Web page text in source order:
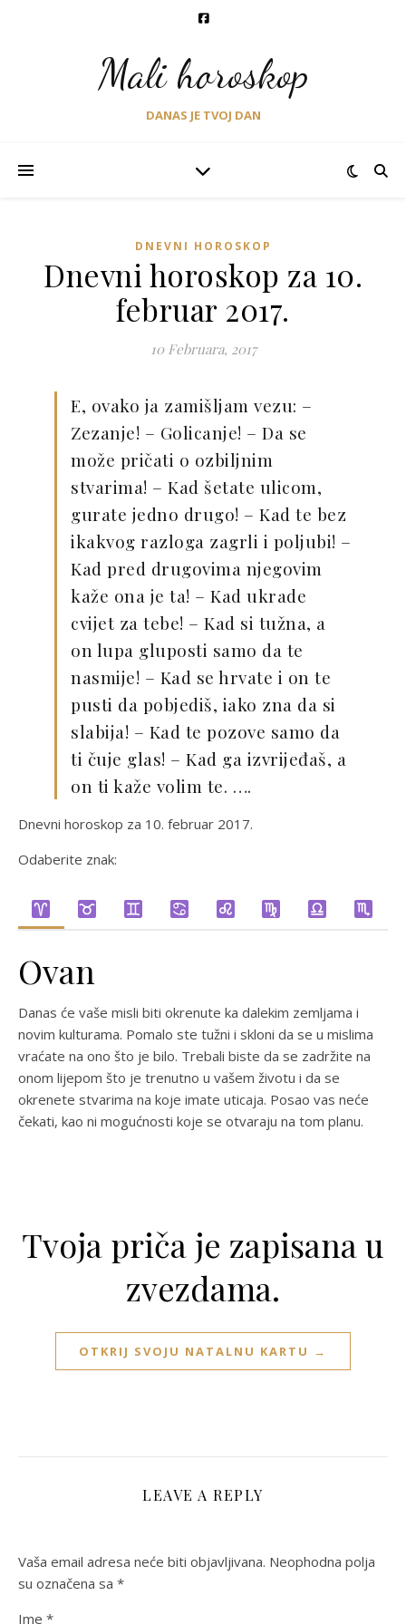
Mali horoskop
DANAS JE TVOJ DAN
DNEVNI HOROSKOP
Dnevni horoskop za 10.
februar 2017.
10 Februara, 2017
E, ovako ja zamišljam vezu: –
Zezanje! – Golicanje! – Da se
može pričati o ozbiljnim
stvarima! – Kad šetate ulicom,
gurate jedno drugo! – Kad te bez
ikakvog razloga zagrli i poljubi! –
Kad pred drugovima njegovim
kaže ona je ta! – Kad ukrade
cvijet za tebe! – Kad si tužna, a
on lupa gluposti samo da te
nasmije! – Kad se hrvate i on te
pusti da pobjediš, iako zna da si
slabija! – Kad te pozove samo da
ti čuje glas! – Kad ga izvrijeđaš, a
on ti kaže volim te. ….
Dnevni horoskop za 10. februar 2017.
Odaberite znak:
Ovan
Danas će vaše misli biti okrenute ka dalekim zemljama i
novim kulturama. Pomalo ste tužni i skloni da se u mislima
vraćate na ono što je bilo. Trebali biste da se zadržite na
onom lijepom što je trenutno u vašem životu i da se
okrenete stvarima na koje imate uticaja. Posao vas neće
čekati, kao ni mogućnosti koje se otvaraju na tom planu.
Tvoja priča je zapisana u
zvezdama.
OTKRIJ SVOJU NATALNU KARTU →
LEAVE A REPLY
Vaša email adresa neće biti objavljivana. Neophodna polja
su označena sa *
Ime *